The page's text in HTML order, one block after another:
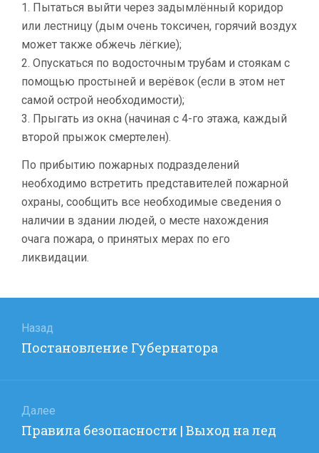
1. Пытаться выйти через задымлённый коридор
или лестницу (дым очень токсичен, горячий воздух
может также обжечь лёгкие);
2. Опускаться по водосточным трубам и стоякам с
помощью простыней и верёвок (если в этом нет
самой острой необходимости);
3. Прыгать из окна (начиная с 4-го этажа, каждый
второй прыжок смертелен).
По прибытию пожарных подразделений
необходимо встретить представителей пожарной
охраны, сообщить все необходимые сведения о
наличии в здании людей, о месте нахождения
очага пожара, о принятых мерах по его
ликвидации.
по
записям
Назад
Предыдущая
Постановление Губернатора
Далее
Следующая
Правила безопасности | Выход на лед